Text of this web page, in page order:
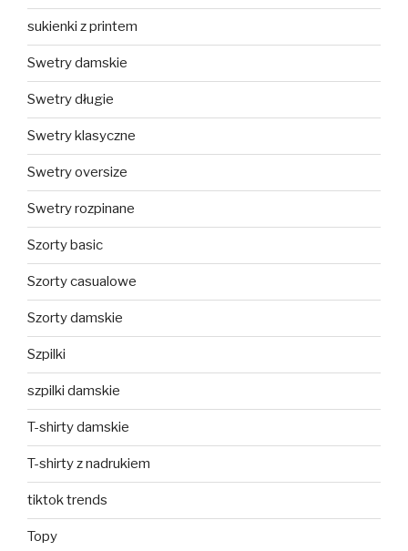
sukienki z printem
Swetry damskie
Swetry długie
Swetry klasyczne
Swetry oversize
Swetry rozpinane
Szorty basic
Szorty casualowe
Szorty damskie
Szpilki
szpilki damskie
T-shirty damskie
T-shirty z nadrukiem
tiktok trends
Topy